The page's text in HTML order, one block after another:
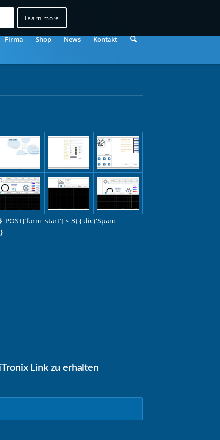
Firma Shop News Kontakt
Link zu erhalten
< 3) { die('Spam
Learn more